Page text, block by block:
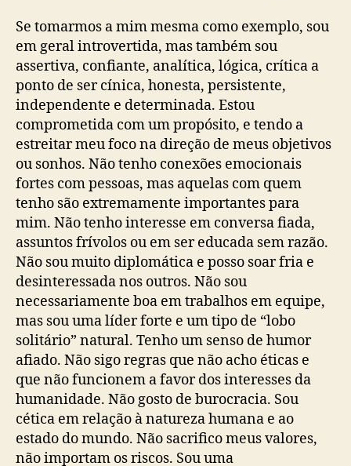
Se tomarmos a mim mesma como exemplo, sou
em geral introvertida, mas também sou
assertiva, confiante, analítica, lógica, crítica a
ponto de ser cínica, honesta, persistente,
independente e determinada. Estou
comprometida com um propósito, e tendo a
estreitar meu foco na direção de meus objetivos
ou sonhos. Não tenho conexões emocionais
fortes com pessoas, mas aquelas com quem
tenho são extremamente importantes para
mim. Não tenho interesse em conversa fiada,
assuntos frívolos ou em ser educada sem razão.
Não sou muito diplomática e posso soar fria e
desinteressada nos outros. Não sou
necessariamente boa em trabalhos em equipe,
mas sou uma líder forte e um tipo de “lobo
solitário” natural. Tenho um senso de humor
afiado. Não sigo regras que não acho éticas e
que não funcionem a favor dos interesses da
humanidade. Não gosto de burocracia. Sou
cética em relação à natureza humana e ao
estado do mundo. Não sacrifico meus valores,
não importam os riscos. Sou uma